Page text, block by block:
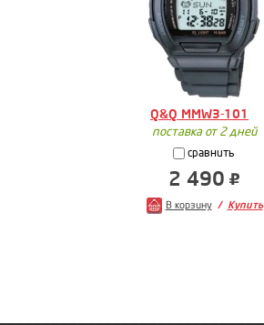
Q&Q MMW3-101
поставка от 2 дней
сравнить
2 490
В корзину Купить